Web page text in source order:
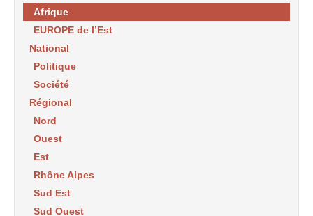
Afrique
EUROPE de l’Est
National
Politique
Société
Régional
Nord
Ouest
Est
Rhône Alpes
Sud Est
Sud Ouest